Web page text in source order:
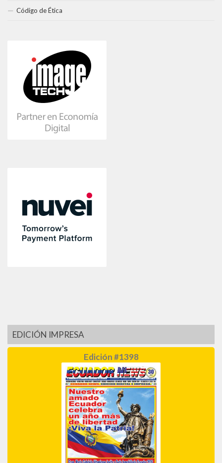
Código de Ética
EDICIÓN IMPRESA
Edición #1398